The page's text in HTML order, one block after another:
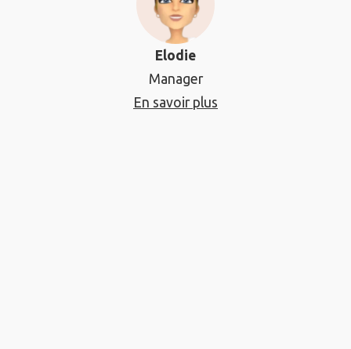
Elodie
Manager
En savoir plus